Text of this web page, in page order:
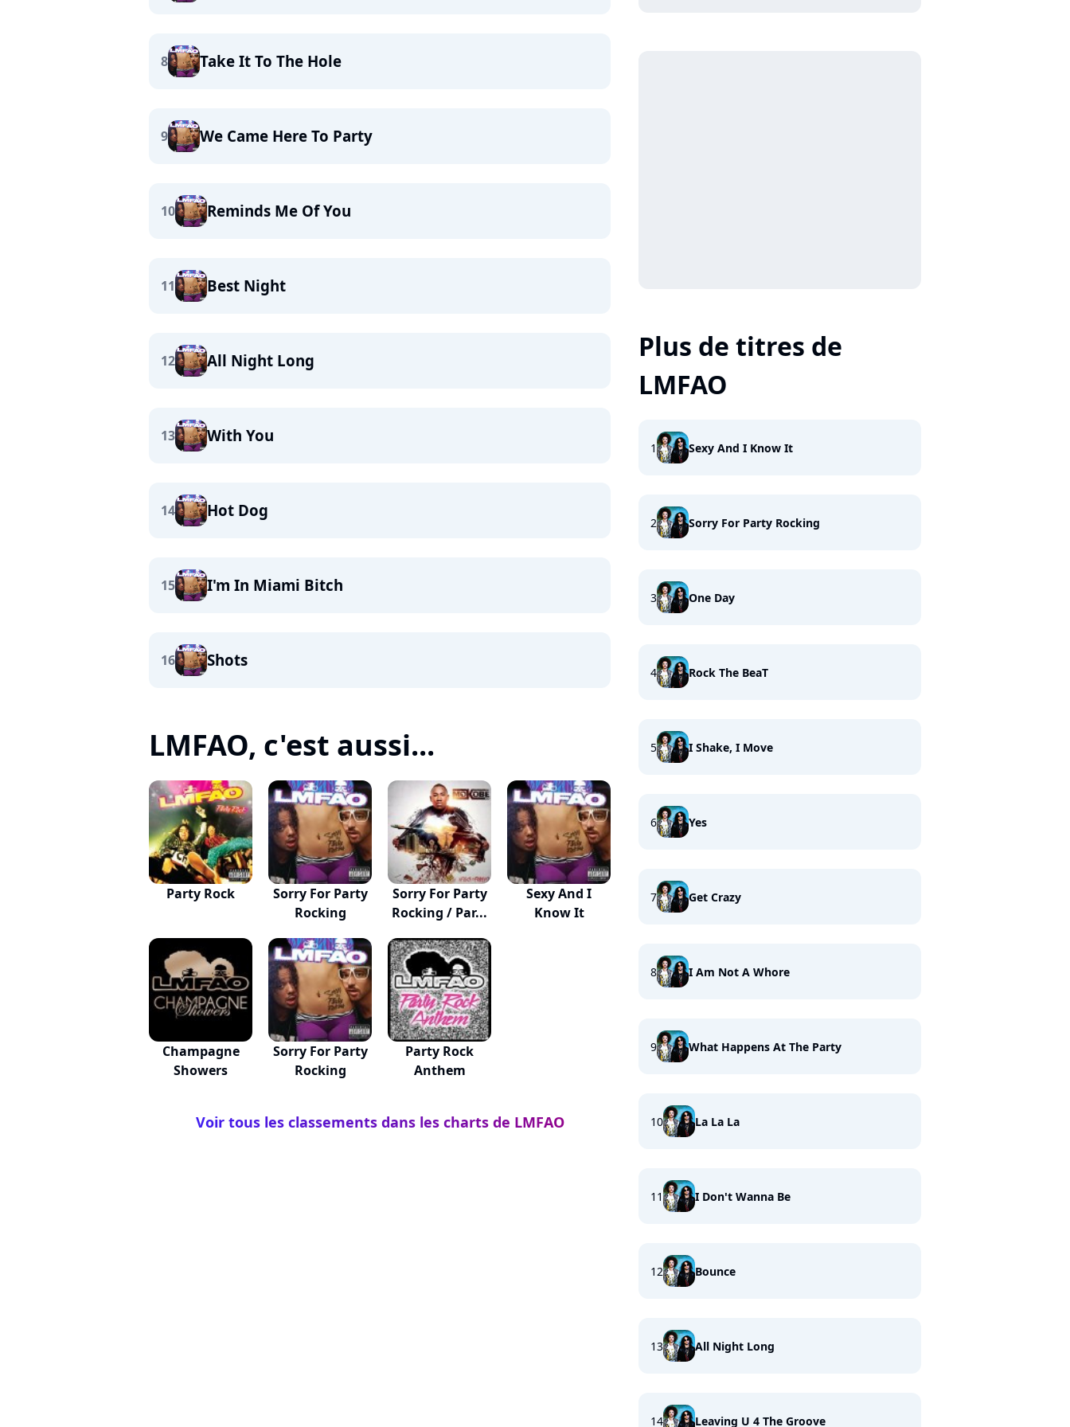
8 Take It To The Hole
9 We Came Here To Party
10 Reminds Me Of You
11 Best Night
12 All Night Long
13 With You
14 Hot Dog
15 I'm In Miami Bitch
16 Shots
LMFAO, c'est aussi...
Party Rock
Sorry For Party
Rocking
Sorry For Party
Rocking / Par...
Sexy And I
Know It
Champagne
Showers
Sorry For Party
Rocking
Party Rock
Anthem
Voir tous les classements dans les charts de LMFAO
Plus de titres de
LMFAO
1 Sexy And I Know It
2 Sorry For Party Rocking
3 One Day
4 Rock The BeaT
5 I Shake, I Move
6 Yes
7 Get Crazy
8 I Am Not A Whore
9 What Happens At The Party
10 La La La
11 I Don't Wanna Be
12 Bounce
13 All Night Long
14 Leaving U 4 The Groove